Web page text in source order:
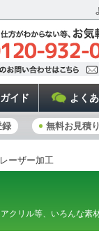
イド よく
録 無料お見積り
ーザー加工
クリル等、いろんな素